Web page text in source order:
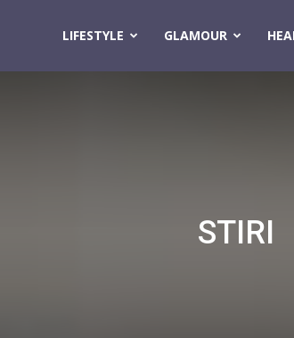
LIFESTYLE GLAMOUR
STIRI